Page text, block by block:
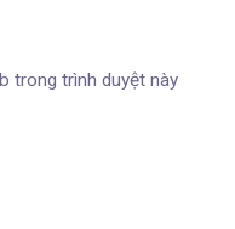
trong trình duyệt này